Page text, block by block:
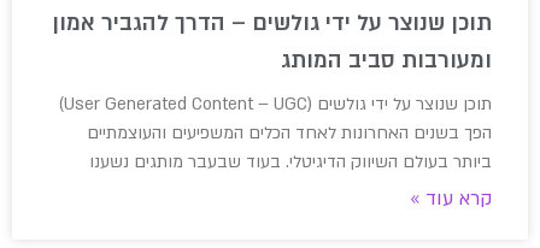
תוכן שנוצר על ידי גולשים – הדרך להגביר אמון
ומעורבות סביב המותג
תוכן שנוצר על ידי גולשים (User Generated Content – UGC)
הפך בשנים האחרונות לאחד הכלים המשפיעים והעוצמתיים
ביותר בעולם השיווק הדיגיטלי. בעוד שבעבר מותגים נשענו
קרא עוד »